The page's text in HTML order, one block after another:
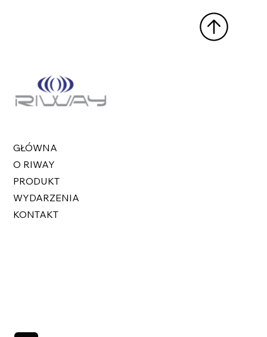
GŁÓWNA
O RIWAY
PRODUKT
WYDARZENIA
KONTAKT